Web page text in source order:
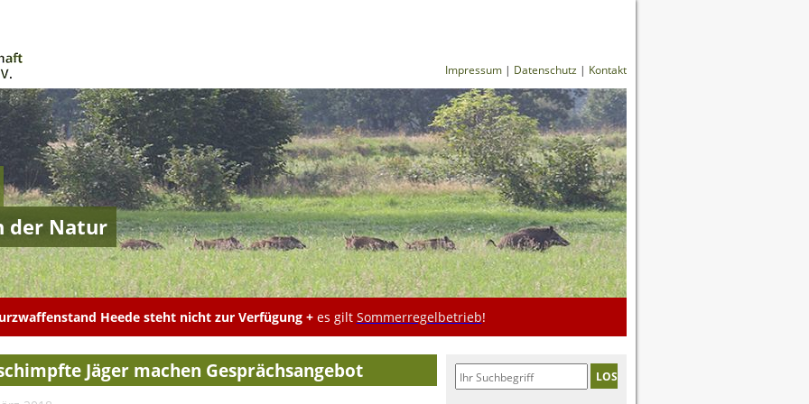
Impressum | Datenschutz | Kontakt
der Natur
Heede steht nicht zur Verfügung + es gilt Sommerregelbetrieb!
Jäger machen Gesprächsangebot LOS